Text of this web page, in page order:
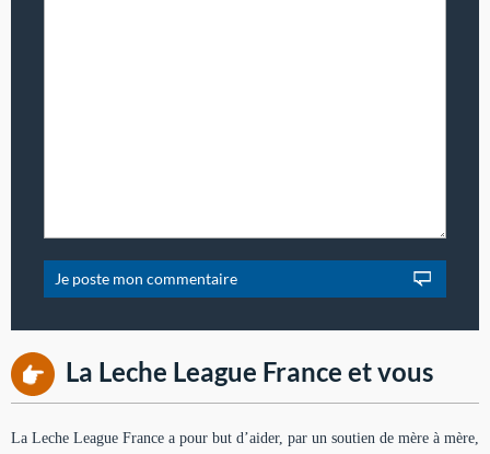
La Leche League France et vous
La Leche League France a pour but d’aider, par un soutien de mère à mère,